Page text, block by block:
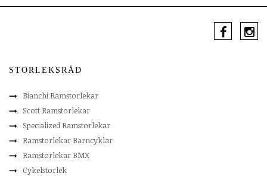
STORLEKSRÅD
Bianchi Ramstorlekar
Scott Ramstorlekar
Specialized Ramstorlekar
Ramstorlekar Barncyklar
Ramstorlekar BMX
Cykelstorlek